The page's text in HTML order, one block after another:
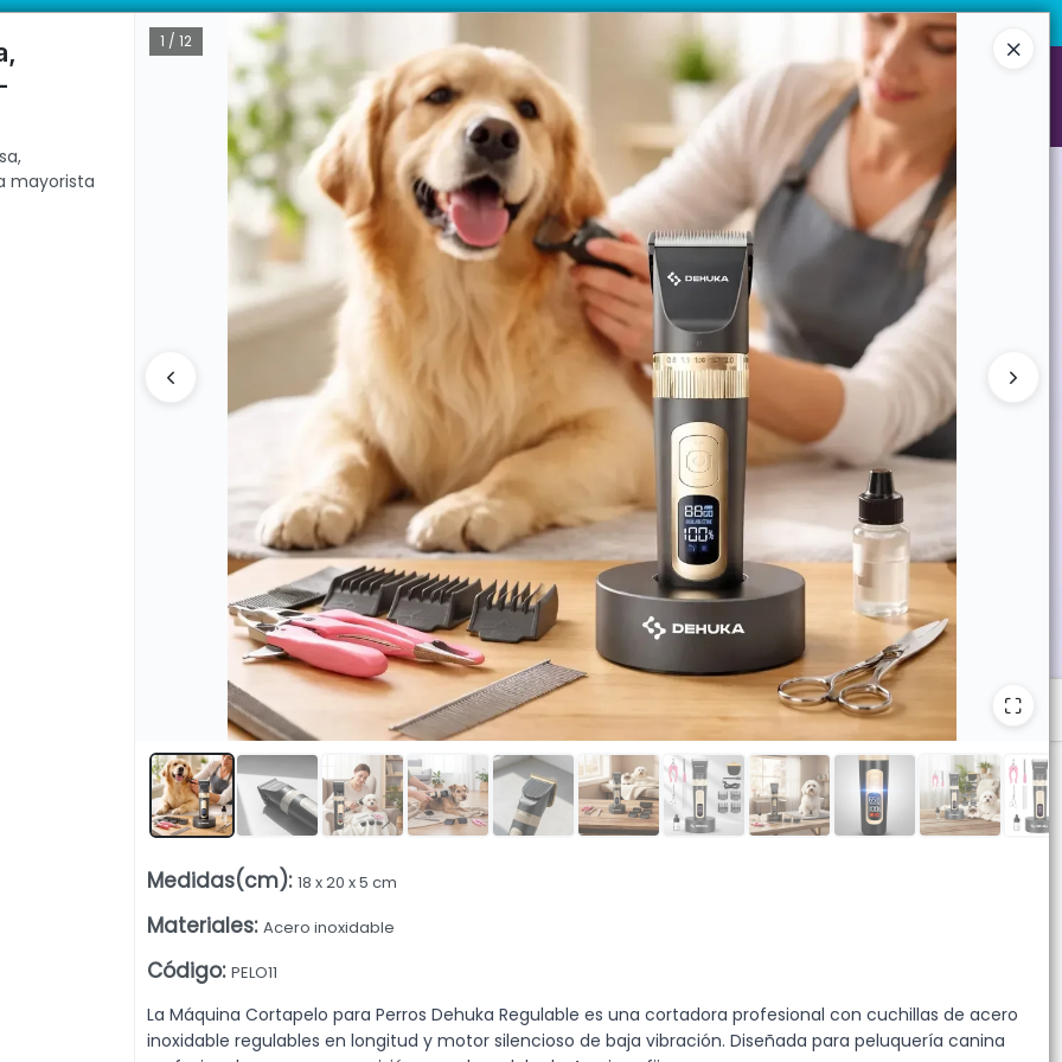
Acero - Profesional Para Mascotas Dehuka. Venta mayorista desde 10 unidades.
mayorista
1 / 12
Medidas(cm): 18 x 20 x 5 cm
Materiales: Acero inoxidable
Código: PELO11
La Máquina Cortapelo para Perros Dehuka Regulable es una cortadora profesional con cuchillas de acero
inoxidable regulables en longitud y motor silencioso de baja vibración. Diseñada para peluquería canina
con garantía directa | 📦 Comprá mayorista desde 10 unidades. ¡Registrate y accedé a precios exclusivos!
Ingresar a la Tienda
CÓMO COMPRAR
QUIÉNES SOMOS GARANTIAS CONTACTO
Acero - Profesional Para Mascotas Dehuka. Venta mayorista desde 10 unidades.
Lista vacía